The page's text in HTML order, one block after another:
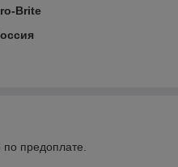
Brite
по предоплате.